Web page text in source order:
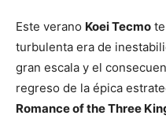
Este verano Koei Tecmo
turbulenta era de
gran escala y el
regreso de la épica
Romance of the Three